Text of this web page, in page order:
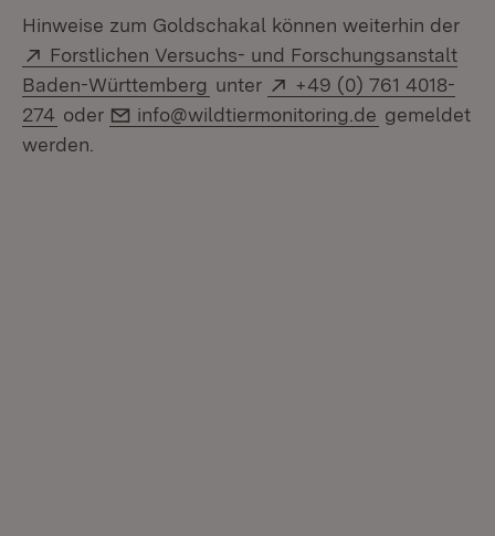
Hinweise zum Goldschakal können weiterhin der
Extern:
Forstlichen Versuchs- und Forschungsanstalt
Baden-Württemberg (Öffnet in neuem Fenster)
unter Extern:
+49 (0) 761 4018-
274 (Öffnet in neuem Fenster)
oder E-Mail:
info@wildtiermonitoring.de gemeldet
werden.